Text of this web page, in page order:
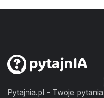
Pytajnia.pl - Twoje